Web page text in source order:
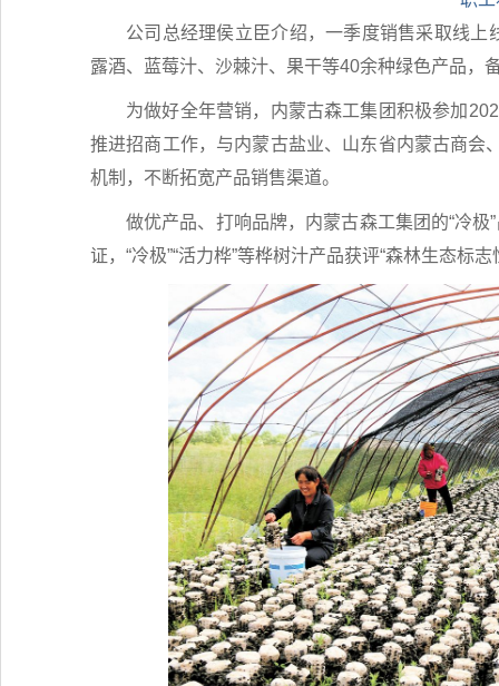
公司总经理侯立臣介绍，一季度销售采取线上
露酒、蓝莓汁、沙棘汁、果干等40余种绿色产品，
为做好全年营销，内蒙古森工集团积极参加
推进招商工作，与内蒙古盐业、山东省内蒙古商会
机制，不断拓宽产品销售渠道。
做优产品、打响品牌，内蒙古森工集团的“冷极
证，“冷极”“活力桦”等桦树汁产品获评“森林生态标